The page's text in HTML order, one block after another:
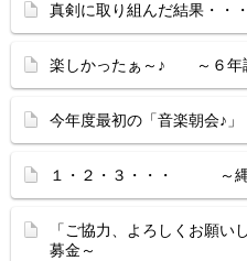
真剣に取り組んだ結果・
楽しかったぁ～♪ ～６年
今年度最初の「音楽朝会♪」
１・２・３・・・ ～縄
「ご協力、よろしくお願
募金～